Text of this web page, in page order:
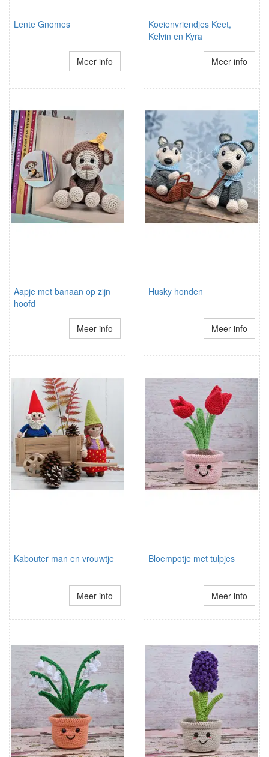
Lente Gnomes
Meer info
Koeienvriendjes Keet,
Kelvin en Kyra
Meer info
Aapje met banaan op zijn
hoofd
Meer info
Husky honden
Meer info
Kabouter man en vrouwtje
Meer info
Bloempotje met tulpjes
Meer info